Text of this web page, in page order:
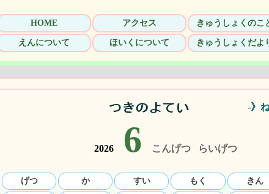
HOME アクセス きゅうしょくのこ
えんについて ほいくについて きゅうしょくだよ
-》
2026 6 こんげつ らいげつ
げつ か すい もく きん